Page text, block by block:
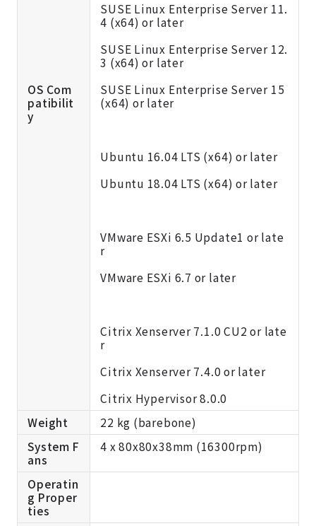
OS Com
patibilit
y
SUSE Linux Enterprise Server 11.
4 (x64) or later
SUSE Linux Enterprise Server 12.
3 (x64) or later
SUSE Linux Enterprise Server 15
(x64) or later
Ubuntu 16.04 LTS (x64) or later
Ubuntu 18.04 LTS (x64) or later
VMware ESXi 6.5 Update1 or late
r
VMware ESXi 6.7 or later
Citrix Xenserver 7.1.0 CU2 or late
r
Citrix Xenserver 7.4.0 or later
Citrix Hypervisor 8.0.0
Weight
22 kg (barebone)
System F
ans
4 x 80x80x38mm (16300rpm)
Operatin
g Proper
ties